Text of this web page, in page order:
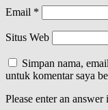
Email *
Situs Web
Simpan nama,
untuk komentar saya
Please enter an answer